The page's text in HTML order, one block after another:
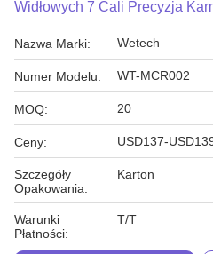
Widłowych 7 Cali Precyzja
Nazwa Marki: Wetech
Numer Modelu: WT-MCR002
MOQ: 20
Ceny: USD137-
Szczegóły
Opakowania:
Karton
Warunki
Płatności:
T/T